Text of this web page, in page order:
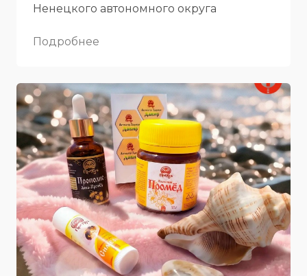
Ненецкого автономного округа
Подробнее